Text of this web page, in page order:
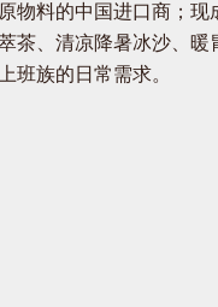
物料的中国进口商；
茶、清凉降暑冰沙、
班族的日常需求。